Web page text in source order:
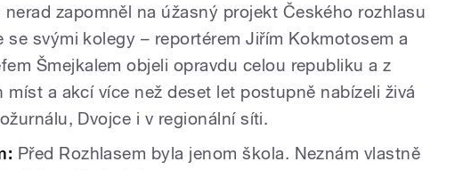
zapomněl na úžasný projekt Českého rozhlasu
se svými kolegy – reportérem Jiřím Kokmotosem a
Šmejkalem objeli opravdu celou republiku a z
míst a akcí více než deset let postupně nabízeli živá
Dvojce i v regionální síti.
Před Rozhlasem byla jenom škola. Neznám vlastně